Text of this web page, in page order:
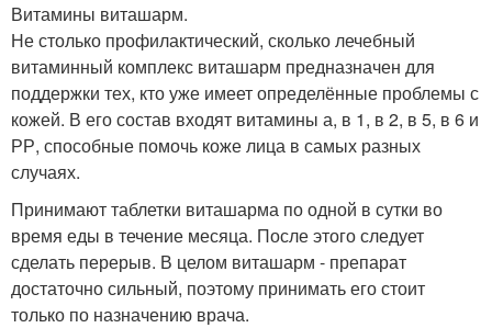
Витамины виташарм.
Не столько профилактический, сколько лечебный
витаминный комплекс виташарм предназначен для
поддержки тех, кто уже имеет определённые проблемы с
кожей. В его состав входят витамины а, в 1, в 2, в 5, в 6 и
РР, способные помочь коже лица в самых разных
случаях.
Принимают таблетки виташарма по одной в сутки во
время еды в течение месяца. После этого следует
сделать перерыв. В целом виташарм - препарат
достаточно сильный, поэтому принимать его стоит
только по назначению врача.